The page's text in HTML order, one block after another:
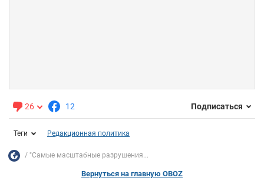
26 12 Подписаться
Теги Редакционная политика
"Самые масштабные разрушения...
Вернуться на главную OBOZ